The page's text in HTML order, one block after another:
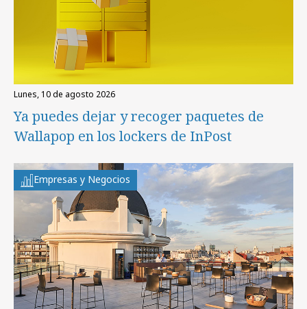
lunes, 10 de agosto 2026
Ya puedes dejar y recoger paquetes de
Wallapop en los lockers de InPost
Empresas y Negocios